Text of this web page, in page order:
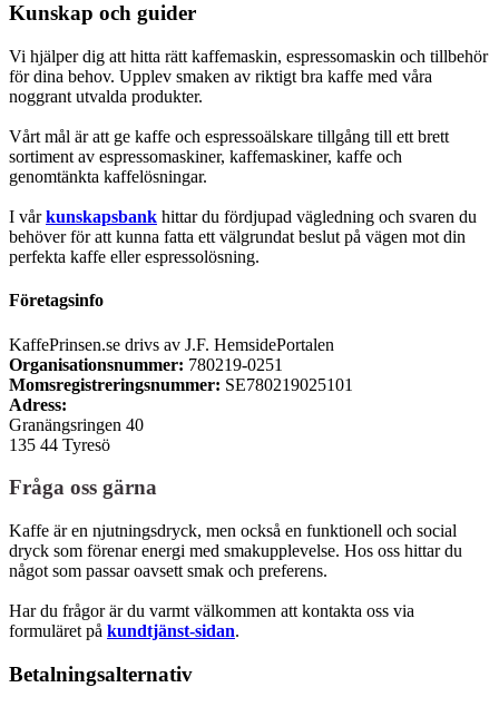
Kunskap och guider
Vi hjälper dig att hitta rätt kaffemaskin, espressomaskin och tillbehör
för dina behov. Upplev smaken av riktigt bra kaffe med våra
noggrant utvalda produkter.
Vårt mål är att ge kaffe och espressoälskare tillgång till ett brett
sortiment av espressomaskiner, kaffemaskiner, kaffe och
genomtänkta kaffelösningar.
I vårkunskapsbank hittar du fördjupad vägledning och svaren du
behöver för att kunna fatta ett välgrundat beslut på vägen mot din
perfekta kaffe eller espressolösning.
Företagsinfo
KaffePrinsen.se drivs av J.F. HemsidePortalen
Organisationsnummer: 780219-0251
Momsregistreringsnummer: SE780219025101
Adress:
Granängsringen 40
135 44 Tyresö
Fråga oss gärna
Kaffe är en njutningsdryck, men också en funktionell och social
dryck som förenar energi med smakupplevelse. Hos oss hittar du
något som passar oavsett smak och preferens.
Har du frågor är du varmt välkommen att kontakta oss via
formuläret på kundtjänst-sidan.
Betalningsalternativ